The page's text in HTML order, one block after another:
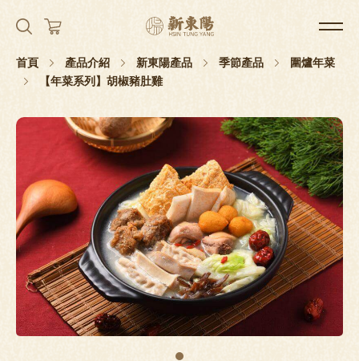
首頁 產品介紹 新東陽產品 季節產品
圍爐年菜
【年菜系列】胡椒豬肚雞